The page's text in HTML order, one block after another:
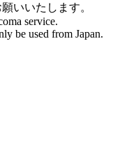
いいたします。
service.
be used from Japan.